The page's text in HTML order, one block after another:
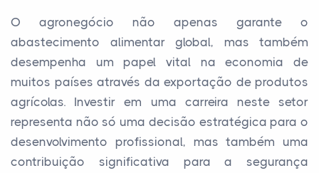
O agronegócio não apenas garante o
abastecimento alimentar global, mas também
desempenha um papel vital na economia de
muitos países através da exportação de produtos
agrícolas. Investir em uma carreira neste setor
representa não só uma decisão estratégica para o
desenvolvimento profissional, mas também uma
contribuição significativa para a segurança